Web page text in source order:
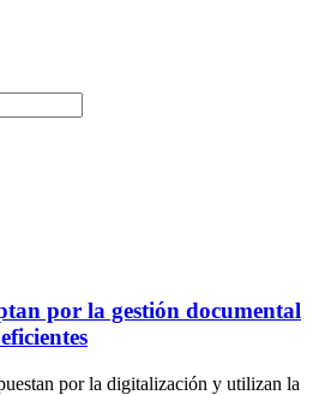
por la gestión documental
por la digitalización y utilizan la